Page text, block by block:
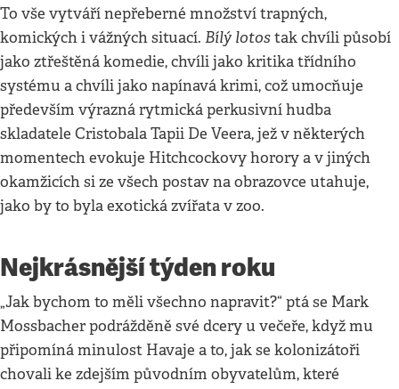
To vše vytváří nepřeberné množství trapných,
komických i vážných situací. Bílý lotostak chvíli působí
jako ztřeštěná komedie, chvíli jako kritika třídního
systému a chvíli jako napínavá krimi, což umocňuje
především výrazná rytmická perkusivní hudba
skladatele Cristobala Tapii De Veera, jež v některých
momentech evokuje Hitchcockovy horory a v jiných
okamžicích si ze všech postav na obrazovce utahuje,
jako by to byla exotická zvířata v zoo.
Nejkrásnější týden roku
„Jak bychom to měli všechno napravit?“ ptá se Mark
Mossbacher podrážděně své dcery u večeře, když mu
připomíná minulost Havaje a to, jak se kolonizátoři
chovali ke zdejším původním obyvatelům, které